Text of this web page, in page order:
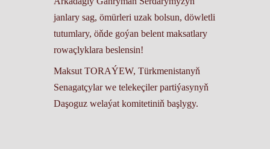
janlary sag, ömürleri uzak bolsun, döwletli
tutumlary, öňde goýan belent maksatlary
rowaçlyklara beslensin!
Maksut TORAÝEW, Türkmenistanyň
Senagatçylar we telekeçiler partiýasynyň
Daşoguz welaýat komitetiniň başlygy.